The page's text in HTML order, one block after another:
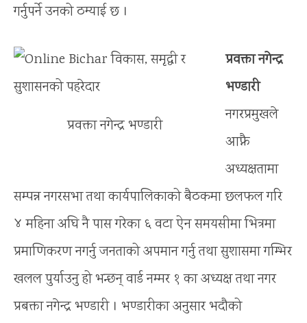
गर्नुपर्ने उनको ठम्याई छ ।
प्रवक्ता नगेन्द्र भण्डारी
प्रवक्ता नगेन्द्र
भण्डारी
नगरप्रमुखले
आफ्नै
अध्यक्षतामा
सम्पन्न नगरसभा तथा कार्यपालिकाको बैठकमा छलफल गरि
४ महिना अघि नै पास गरेका ६ वटा ऐन समयसीमा भित्रमा
प्रमाणिकरण नगर्नु जनताको अपमान गर्नु तथा सुशासमा गम्भिर
खलल पुर्याउनु हो भन्छन् वार्ड नम्मर १ का अध्यक्ष तथा नगर
प्रबक्ता नगेन्द्र भण्डारी । भण्डारीका अनुसार भदौको